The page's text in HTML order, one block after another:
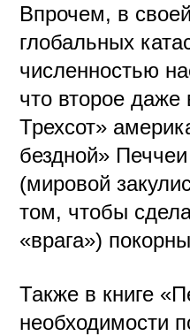
Впрочем, в
глобальных
численностью
что второе даже
Трехсот»
бездной»
(мировой
том, чтобы
«врага»)
Также в книге
необходимости